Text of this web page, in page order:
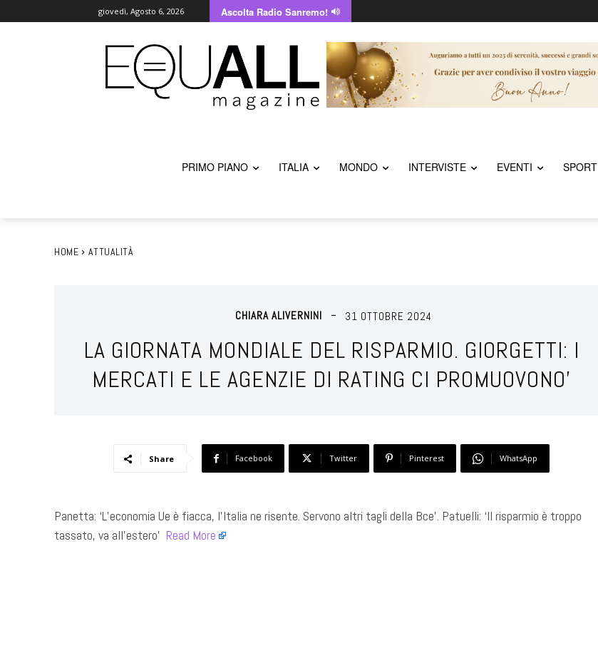
giovedì, Agosto 6, 2026 Ascolta Radio Sanremo!
PRIMO PIANO ITALIA MONDO INTERVISTE EVENTI SPORT
HOME ATTUALITÀ
CHIARA ALIVERNINI 31 OTTOBRE 2024
LA GIORNATA MONDIALE DEL RISPARMIO. GIORGETTI: I
MERCATI E LE AGENZIE DI RATING CI PROMUOVONO’
Share Facebook Twitter Pinterest WhatsApp
Panetta: ‘L’economia Ue è fiacca, l’Italia ne risente. Servono altri tagli della Bce’. Patuelli: ‘Il risparmio è troppo
tassato, va all’estero’ ​ Read More